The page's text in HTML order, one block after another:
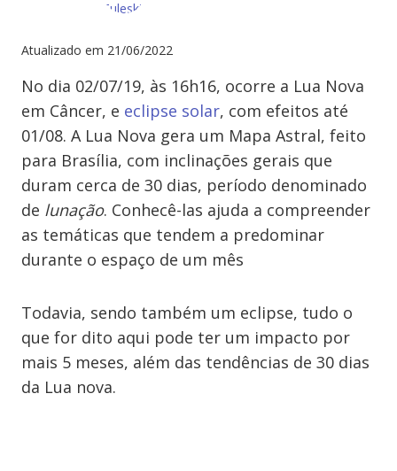
Atualizado em 21/06/2022
No dia 02/07/19, às 16h16, ocorre a Lua Nova
em Câncer, e eclipse solar, com efeitos até
01/08. A Lua Nova gera um Mapa Astral, feito
para Brasília, com inclinações gerais que
duram cerca de 30 dias, período denominado
de lunação. Conhecê-las ajuda a compreender
as temáticas que tendem a predominar
durante o espaço de um mês
Todavia, sendo também um eclipse, tudo o
que for dito aqui pode ter um impacto por
mais 5 meses, além das tendências de 30 dias
da Lua nova.